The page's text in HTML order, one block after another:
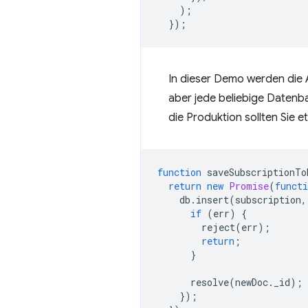
);
});
In dieser Demo werden
aber jede beliebige
die Produktion sollten Sie
function
return new Promise(
db . insert(subscription,
if (err)
{
reject(err);
return ;
}
resolve(newDoc. _id);
});